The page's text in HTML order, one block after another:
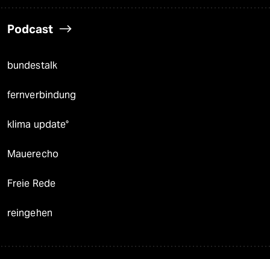
Podcast
bundestalk
fernverbindung
klima update°
Mauerecho
Freie Rede
reingehen